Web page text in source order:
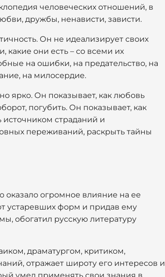
человеческих отношений, в
дружбы, ненависти, зависти.
Он не идеализирует своих
какие они есть – со всеми их
на ошибки, на предательство, на
на милосердие.
ярко. Он показывает, как любовь
погубить. Он показывает, как
страданий и
переживаний, раскрыть тайны
оказало огромное влияние на ее
устаревших форм и придав ему
обогатил русскую литературу
драматургом, критиком,
отражает широту его интересов и